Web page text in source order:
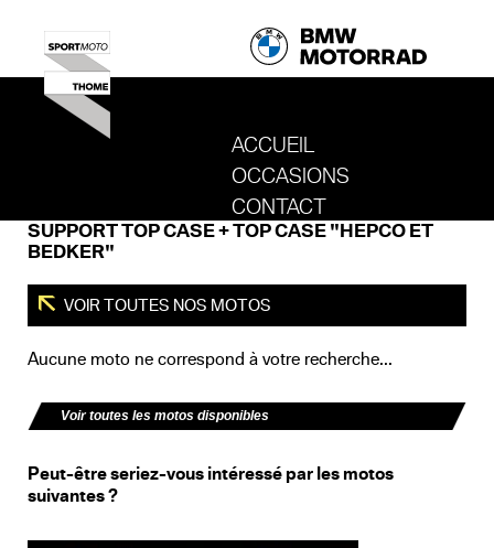
ACCUEIL
REVENIR AU SITE DE SPORT MOTO
OCCASIONS
CONTACT
SUPPORT TOP CASE + TOP CASE "HEPCO ET
BEDKER"
VOIR TOUTES NOS MOTOS
Aucune moto ne correspond à votre recherche...
Voir toutes les motos disponibles
Peut-être seriez-vous intéressé par les motos
suivantes ?